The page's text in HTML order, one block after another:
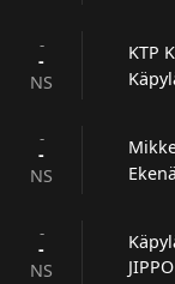
-
-
NS
KTP
-
-
NS
-
-
NS
JIPPO